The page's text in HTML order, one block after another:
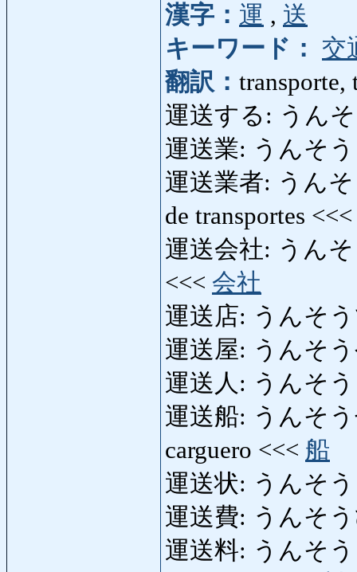
漢字： 運 , 送
キーワード：
交
翻訳： transporte,
運送する: うん
運送業: うんそう
運送業者: うんそ
de transportes
運送会社: うんそ
<<< 会社
運送店: うんそう
運送屋: うんそ
運送人: うんそ
運送船: うんそう
carguero <<< 船
運送状: うんそ
運送費: うんそう
運送料: うんそう